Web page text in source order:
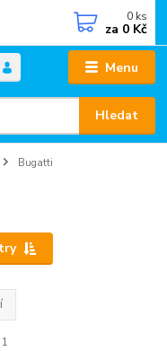
Menu
Hledat
0 ks
za 0 Kč
Bugatti